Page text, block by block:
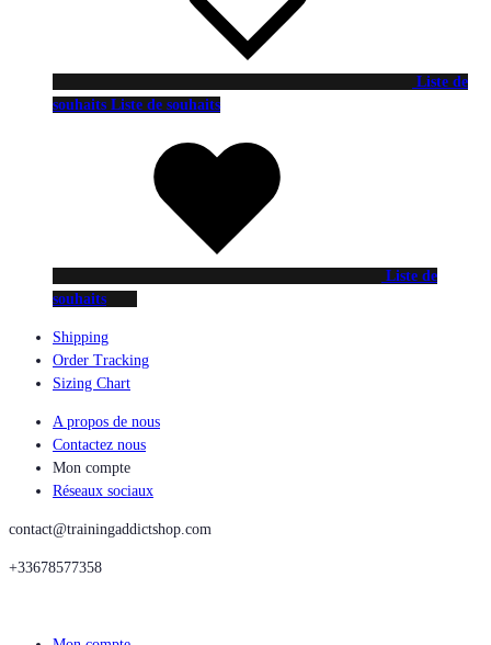
Liste de
souhaits Liste de souhaits
Liste de
souhaits
Shipping
Order Tracking
Sizing Chart
A propos de nous
Contactez nous
Mon compte
Réseaux sociaux
contact@trainingaddictshop.com
+33678577358